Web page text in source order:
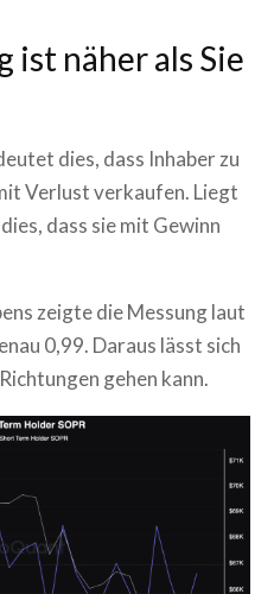
ist näher als Sie
dies, dass Inhaber zu
Verlust verkaufen. Liegt
dass sie mit Gewinn
zeigte die Messung laut
0,99. Daraus lässt sich
gehen kann.